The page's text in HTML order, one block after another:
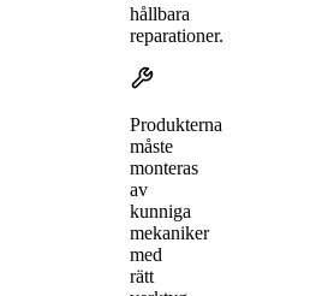
hållbara
reparationer.
Produkterna
måste
monteras
av
kunniga
mekaniker
med
rätt